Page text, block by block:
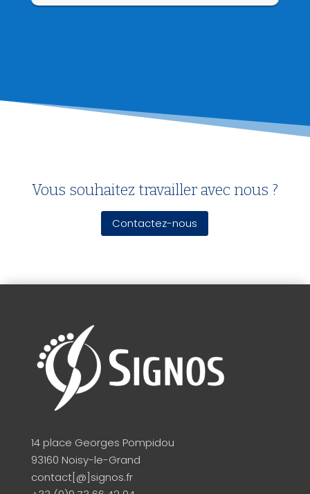
Vous souhaitez travailler avec nous ?
Contactez-nous
14 place Georges Pompidou
93160 Noisy-le-Grand
contact[@]signos.fr